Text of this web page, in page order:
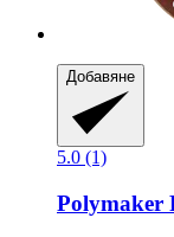
Добавяне
5.0 (1)
Polymaker